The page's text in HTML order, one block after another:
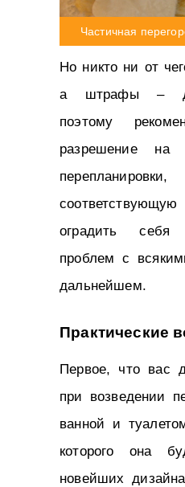
Частичная
Но никто ни от
а штрафы –
поэтому
разрешение на
оградить
проблем с
дальнейшем.
Практические
Первое, что вас
при возведении
ванной и
которого она
новейших